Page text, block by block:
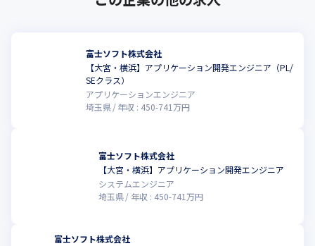
富士ソフト株式会社
【大宮・横浜】アプリケーション開発エンジニア（PL/
SEクラス）
アプリケーションエンジニア
埼玉県
年収 : 450-741 万円
富士ソフト株式会社
【大宮・横浜】アプリケーション開発エンジニア
システムエンジニア
埼玉県
年収 : 450-741 万円
富士ソフト株式会社